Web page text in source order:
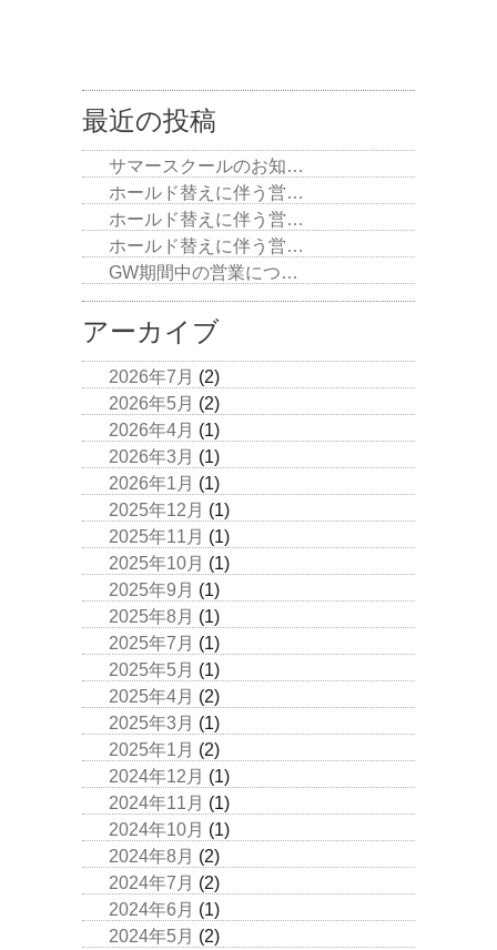
最近の投稿
サマースクールのお知…
ホールド替えに伴う営…
ホールド替えに伴う営…
ホールド替えに伴う営…
GW期間中の営業につ…
アーカイブ
2026年7月 (2)
2026年5月 (2)
2026年4月 (1)
2026年3月 (1)
2026年1月 (1)
2025年12月 (1)
2025年11月 (1)
2025年10月 (1)
2025年9月 (1)
2025年8月 (1)
2025年7月 (1)
2025年5月 (1)
2025年4月 (2)
2025年3月 (1)
2025年1月 (2)
2024年12月 (1)
2024年11月 (1)
2024年10月 (1)
2024年8月 (2)
2024年7月 (2)
2024年6月 (1)
2024年5月 (2)